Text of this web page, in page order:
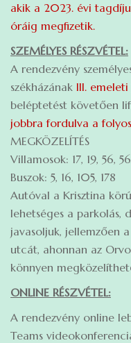
akik a 2023. évi
óráig megfizetik.
SZEMÉLYES RÉSZVÉTEL:
A rendezvény
székházának III.
beléptetést követően
jobbra fordulva a
MEGKÖZELÍTÉS
Villamosok: 17, 19, 56,
Buszok: 5, 16, 105, 178
Autóval a Krisztina
lehetséges a parkolás,
javasoljuk, jellemzően
utcát, ahonnan az
könnyen
ONLINE RÉSZVÉTEL:
A rendezvény online
Teams